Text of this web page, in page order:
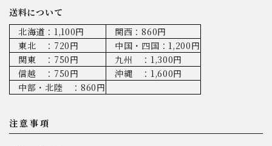
送料について
北海道：1,100円
関西：860円
東北 ：720円
中国・四国：1,200円
関東 ：750円
九州 ：1,300円
信越 ：750円
沖縄 ：1,600円
中部・北陸 ：860円
注意事項